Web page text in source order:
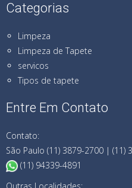
Categorias
Limpeza
Limpeza de Tapete
servicos
Tipos de tapete
Entre Em Contato
Contato:
São Paulo (11) 3879-2700 | (11)
(11) 94339-4891